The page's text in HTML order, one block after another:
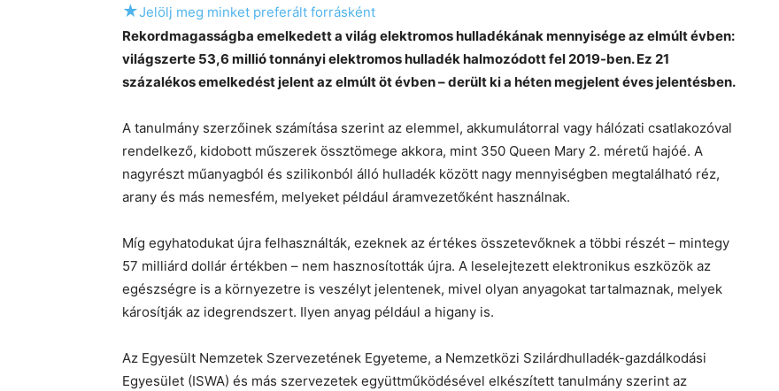
★Jelölj meg minket preferált forrásként
Rekordmagasságba emelkedett a világ elektromos hulladékának mennyisége az elmúlt évben:
világszerte 53,6 millió tonnányi elektromos hulladék halmozódott fel 2019-ben. Ez 21
százalékos emelkedést jelent az elmúlt öt évben – derült ki a héten megjelent éves jelentésben.
A tanulmány szerzőinek számítása szerint az elemmel, akkumulátorral vagy hálózati csatlakozóval
rendelkező, kidobott műszerek össztömege akkora, mint 350 Queen Mary 2. méretű hajóé. A
nagyrészt műanyagból és szilikonból álló hulladék között nagy mennyiségben megtalálható réz,
arany és más nemesfém, melyeket például áramvezetőként használnak.
Míg egyhatodukat újra felhasználták, ezeknek az értékes összetevőknek a többi részét – mintegy
57 milliárd dollár értékben – nem hasznosították újra. A leselejtezett elektronikus eszközök az
egészségre is a környezetre is veszélyt jelentenek, mivel olyan anyagokat tartalmaznak, melyek
károsítják az idegrendszert. Ilyen anyag például a higany is.
Az Egyesült Nemzetek Szervezetének Egyeteme, a Nemzetközi Szilárdhulladék-gazdálkodási
Egyesület (ISWA) és más szervezetek együttműködésével elkészített tanulmány szerint az